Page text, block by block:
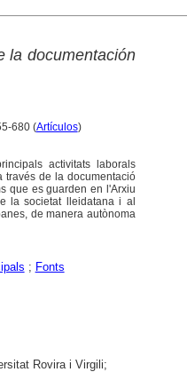
la documentación
680 (Artículos)
activitats laborals
de la documentació
que es guarden en l'Arxiu
la societat lleidatana i al
de manera autònoma
; Fonts
Rovira i Virgili;